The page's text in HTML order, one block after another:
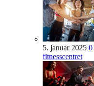
5. januar 2025 0
fitnesscentret